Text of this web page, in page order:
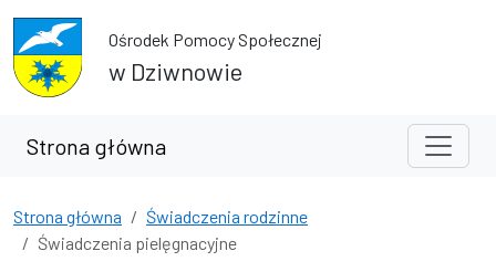
Przejdź do treści
Przejdź do wyszukiwarkiOśrodek Pomocy Społecznej
w Dziwnowie
Strona główna
Strona główna
Świadczenia rodzinne
Świadczenia pielęgnacyjne